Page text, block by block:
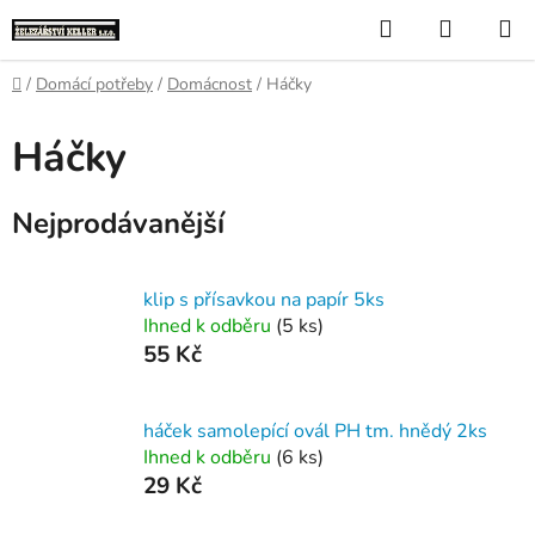
na
obsah
Hledat
KOŠÍK
Domů
/ Domácí potřeby / Domácnost / Háčky
Háčky
Nejprodávanější
klip s přísavkou na papír 5ks
Ihned k odběru (5 ks)
55 Kč
háček samolepící ovál PH tm. hnědý 2ks
Ihned k odběru (6 ks)
29 Kč